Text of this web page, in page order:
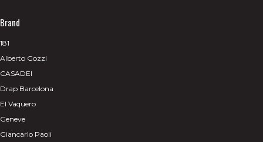
Brand
181
Alberto Gozzi
CASADEI
Drap Barcelona
El Vaquero
Geneve
Giancarlo Paoli